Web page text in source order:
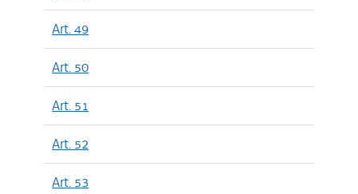
Art. 49
Art. 50
Art. 51
Art. 52
Art. 53